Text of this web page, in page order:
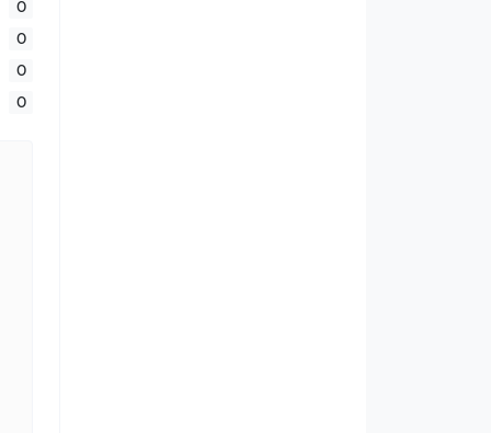
0
0
0
0